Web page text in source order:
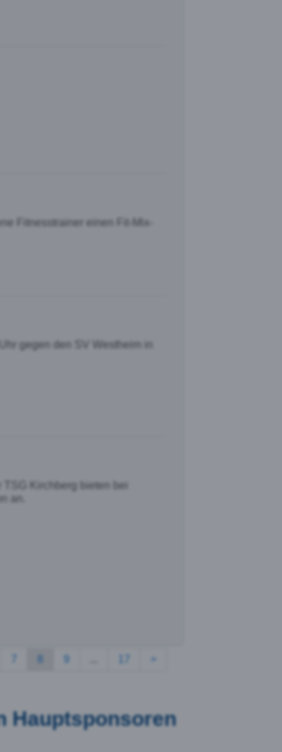
Fitnesstrainer einen Fit-Mix-
gegen den SV Westheim in
Kirchberg bieten bei
an.
>
Hauptsponsoren